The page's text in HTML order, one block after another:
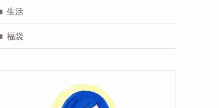
生活
福袋